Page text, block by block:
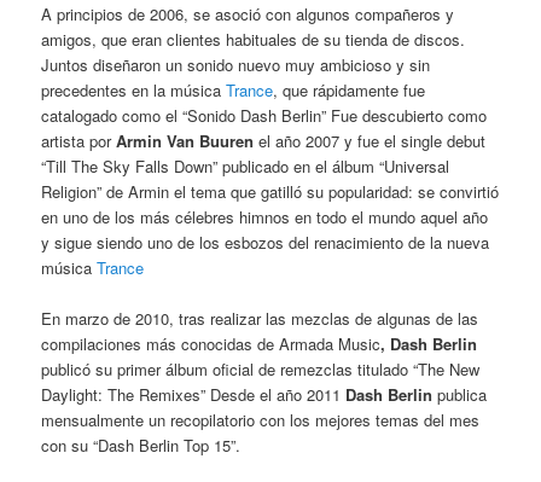
A principios de 2006, se asoció con algunos compañeros y
amigos, que eran clientes habituales de su tienda de discos.
Juntos diseñaron un sonido nuevo muy ambicioso y sin
precedentes en la músicaTrance, que rápidamente fue
catalogado como el “Sonido Dash Berlin” Fue descubierto como
artista porArmin Van Buuren el año 2007 y fue el single debut
“Till The Sky Falls Down” publicado en el álbum “Universal
Religion” de Armin el tema que gatilló su popularidad: se convirtió
en uno de los más célebres himnos en todo el mundo aquel año
y sigue siendo uno de los esbozos del renacimiento de la nueva
músicaTrance
En marzo de 2010, tras realizar las mezclas de algunas de las
compilaciones más conocidas de Armada Music, Dash Berlin
publicó su primer álbum oficial de remezclas titulado “The New
Daylight: The Remixes” Desde el año 2011 Dash Berlin publica
mensualmente un recopilatorio con los mejores temas del mes
con su “Dash Berlin Top 15”.